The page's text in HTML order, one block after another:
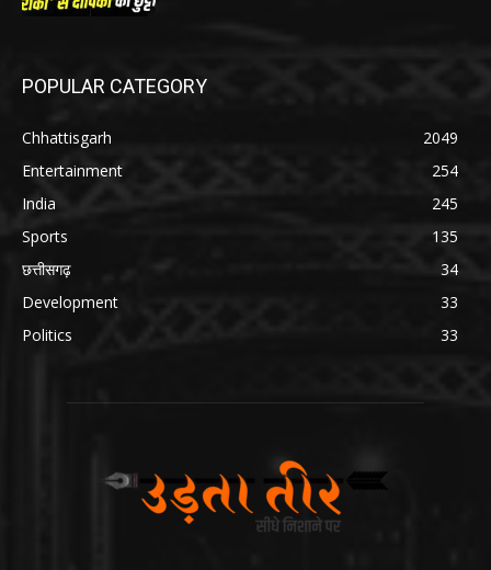
POPULAR CATEGORY
Chhattisgarh
2049
Entertainment
254
India
245
Sports
135
छत्तीसगढ़
34
Development
33
Politics
33